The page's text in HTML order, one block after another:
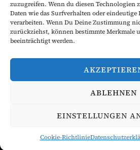
zuzugreifen. Wenn du diesen
Daten wie das Surfverhalten oder eindeutige
verarbeiten. Wenn Du Deine Zustimmung
zurückziehst, können bestimmte Merkmale
beeinträchtigt werden.
ABLEHNEN
EINSTELLUNGEN
Cookie-Richtlinie